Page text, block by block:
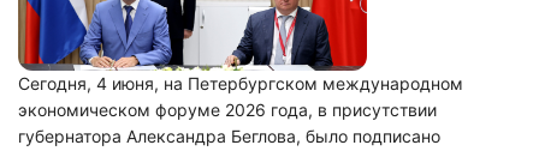
Сегодня, 4 июня, на Петербургском международном
экономическом форуме 2026 года, в присутствии
губернатора Александра Беглова, было подписано